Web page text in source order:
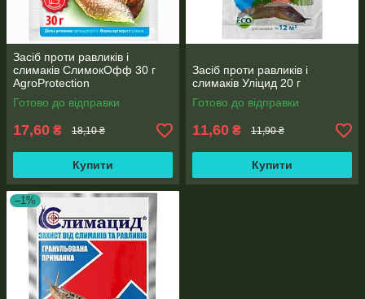
Засіб проти равликів і
слимаків СлимокОфф 30 г
AgroProtection
Готово до відправки
17,60 ₴ 18,10 ₴
Купити
Засіб проти равликів і
слимаків Уліцид 20 г
Готово до відправки
11,60 ₴ 11,90 ₴
Купити
–1%